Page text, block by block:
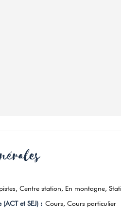
Centre station En montagne
et SEJ) : Cours Cours particulier